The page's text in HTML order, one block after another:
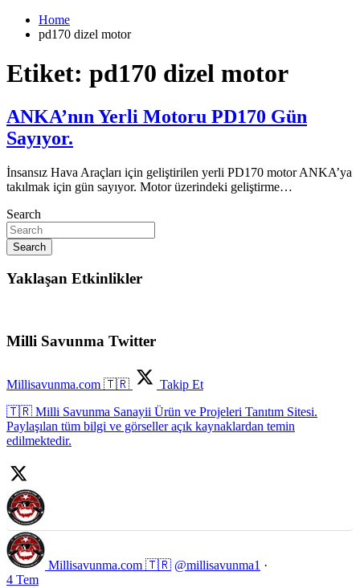
Home
pd170 dizel motor
Etiket: pd170 dizel motor
ANKA’nın Yerli Motoru PD170 Gün
Sayıyor.
İnsansız Hava Araçları için geliştirilen yerli PD170 motor ANKA’ya
takılmak için gün sayıyor. Motor üzerindeki geliştirme…
Search
Search
Yaklaşan Etkinlikler
Milli Savunma Twitter
Millisavunma.com 🇹🇷
Takip Et
🇹🇷 Milli Savunma Sanayii Ürün ve Projeleri Tanıtım Sitesi.
Paylaşılan tüm bilgi ve görseller açık kaynaklardan temin
edilmektedir.
Millisavunma.com 🇹🇷 @millisavunma1 ·
4 Tem